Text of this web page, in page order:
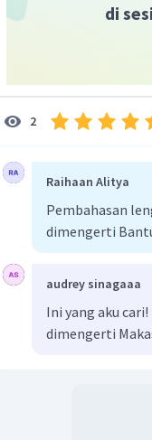
di
2
Raihaan Alitya
Pembahasan
dimengerti
audrey sinagaaa
Ini yang aku
dimengerti